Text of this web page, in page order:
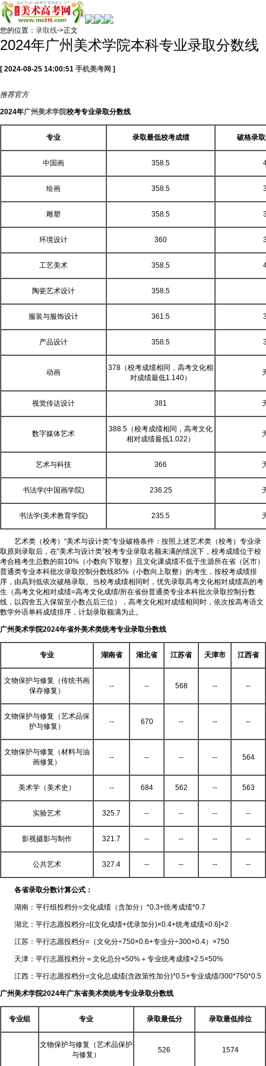
您的位置： 录取线->正文
2024年广州美术学院本科专业录取分数线
[ 2024-08-25 14:00:51 手机美考网 ]
推荐官方
2024年广州美术学院校考专业录取分数线
专业 录取最低校考成绩 破格录
中国画 358.5
绘画 358.5
雕塑 358.5
环境设计 360
工艺美术 358.5
陶瓷艺术设计 358.5
服装与服饰设计 361.5
产品设计 358.5
动画
378（校考成绩相同，高考文化相
对成绩最低1.140）
视觉传达设计 381
数字媒体艺术
388.5（校考成绩相同，高考文化
相对成绩最低1.022）
艺术与科技 366
书法学(中国画学院) 236.25
书法学(美术教育学院) 235.5
艺术类（校考）“美术与设计类”专业破格条件：按照上述艺术类（校考）专业录
取原则录取后，在“美术与设计类”校考专业录取名额未满的情况下，校考成绩位于校
考合格考生总数的前10%（小数向下取整）且文化课成绩不低于生源所在省（区市）
普通类专业本科批次录取控制分数线85%（小数向上取整）的考生，按校考成绩排
序，由高到低依次破格录取。当校考成绩相同时，优先录取高考文化相对成绩高的考
生（高考文化相对成绩=高考文化成绩/所在省份普通类专业本科批次录取控制分数
线，以四舍五入保留至小数点后三位），高考文化相对成绩相同时，依次按高考语文
数学外语单科成绩排序，计划录取额满为止。
广州美术学院2024年省外美术类统考专业录取分数线
专业 湖南省 湖北省 江苏省 天津市 江西省
文物保护与修复（传统书画
保存修复）
-- -- 568 -- --
文物保护与修复（艺术品保
护与修复）
-- 670 -- -- --
文物保护与修复（材料与油
画修复）
-- -- -- -- 564
美术学（美术史） -- 684 562 -- 563
实验艺术 325.7 -- -- -- --
影视摄影与制作 321.7 -- -- -- --
公共艺术 327.4 -- -- -- --
各省录取分数计算公式：
湖南：平行组投档分=文化成绩（含加分）*0.3+统考成绩*0.7
湖北：平行志愿投档分=[(文化成绩+优录加分)×0.4+统考成绩×0.6]×2
江苏：平行志愿投档分=（文化分÷750×0.6+专业分÷300×0.4）×750
天津：平行志愿投档分＝文化总分×50%＋专业统考成绩×2.5×50%
江西：平行志愿投档分=文化总成绩(含政策性加分)*0.5+专业成绩/300*750*0.5
广州美术学院2024年广东省美术类统考专业录取分数线
专业组 专业 录取最低分 录取最低排位
文物保护与修复（艺术品保护
与修复）
526 1574